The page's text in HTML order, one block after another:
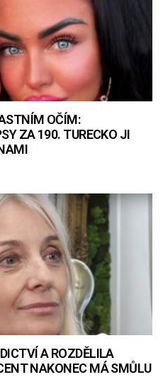
OČÍM:
ZA 190. TURECKO JI
A ROZDĚLILA
NAKONEC MÁ SMŮLU